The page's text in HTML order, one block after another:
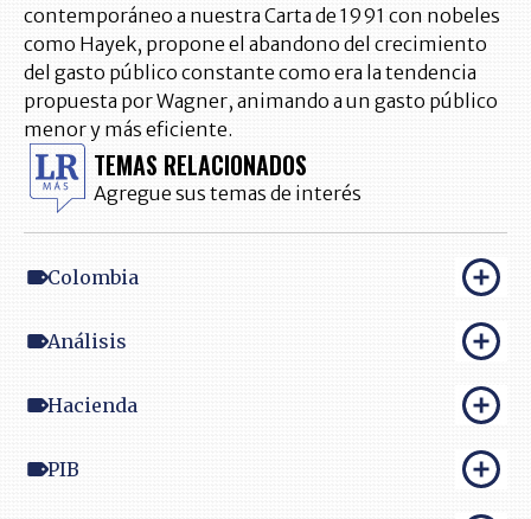
contemporáneo a nuestra Carta de 1991 con nobeles
como Hayek, propone el abandono del crecimiento
del gasto público constante como era la tendencia
propuesta por Wagner, animando a un gasto público
menor y más eficiente.
TEMAS RELACIONADOS
Agregue sus temas de interés
Colombia
Análisis
Hacienda
PIB